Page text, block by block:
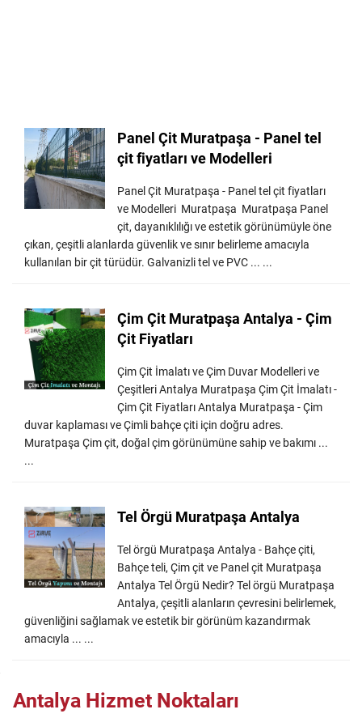
Panel Çit Muratpaşa - Panel tel
çit fiyatları ve Modelleri
Panel Çit Muratpaşa - Panel tel çit fiyatları
ve Modelleri Muratpaşa Muratpaşa Panel
çit, dayanıklılığı ve estetik görünümüyle öne
çıkan, çeşitli alanlarda güvenlik ve sınır belirleme amacıyla
kullanılan bir çit türüdür. Galvanizli tel ve PVC ... ...
Çim Çit Muratpaşa Antalya - Çim
Çit Fiyatları
Çim Çit İmalatı ve Çim Duvar Modelleri ve
Çeşitleri Antalya Muratpaşa Çim Çit İmalatı -
Çim Çit Fiyatları Antalya Muratpaşa - Çim
duvar kaplaması ve Çimli bahçe çiti için doğru adres.
Muratpaşa Çim çit, doğal çim görünümüne sahip ve bakımı ...
...
Tel Örgü Muratpaşa Antalya
Tel örgü Muratpaşa Antalya - Bahçe çiti,
Bahçe teli, Çim çit ve Panel çit Muratpaşa
Antalya Tel Örgü Nedir? Tel örgü Muratpaşa
Antalya, çeşitli alanların çevresini belirlemek,
güvenliğini sağlamak ve estetik bir görünüm kazandırmak
amacıyla ... ...
Antalya Hizmet Noktaları